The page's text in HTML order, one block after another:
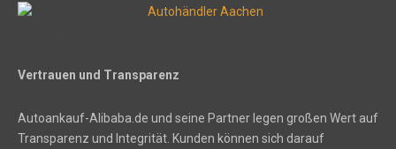
Vertrauen und Transparenz
Autoankauf-Alibaba.de und seine Partner legen großen Wert auf
Transparenz und Integrität. Kunden können sich darauf